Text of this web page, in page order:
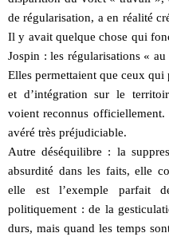
de régularisation, a en réalité
Il y avait quelque chose qui
Jospin : les régularisations «
Elles permettaient que ceux
et d’intégration sur le
voient reconnus officiellement.
avéré très préjudiciable.
Autre déséquilibre : la
absurdité dans les faits, elle
elle est l’exemple parfait
politiquement : de la
durs, mais quand les temps